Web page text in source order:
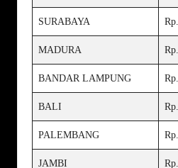
SURABAYA
MADURA
BANDAR LAMPUNG
BALI
PALEMBANG
JAMBI